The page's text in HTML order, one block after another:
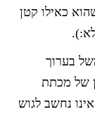
כאילו קטן
בערוך
של מכתת
נחשב לגוש